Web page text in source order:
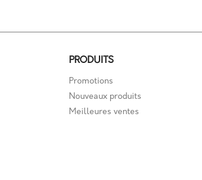
PRODUITS
Promotions
Nouveaux produits
Meilleures ventes